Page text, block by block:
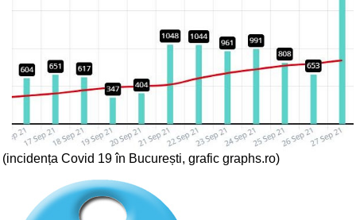
(incidența Covid 19 în București, grafic graphs.ro)